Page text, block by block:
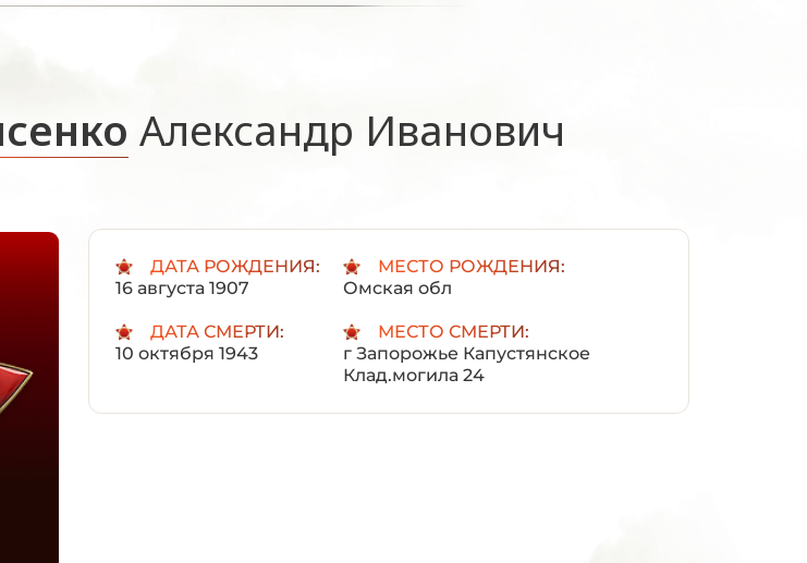
Александр Иванович
ДАТА РОЖДЕНИЯ:
16 августа 1907
МЕСТО РОЖДЕНИЯ:
Омская обл
ДАТА СМЕРТИ:
10 октября 1943
МЕСТО СМЕРТИ:
г Запорожье Капустянское
Клад.могила 24